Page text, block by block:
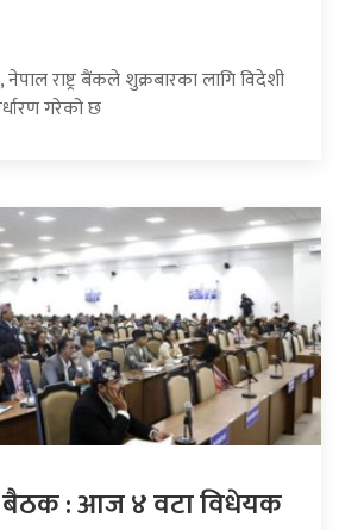
राष्ट्र बैंकले शुक्रबारका लागि विदेशी
गरेको छ
बैठक : आज ४ वटा विधेयक